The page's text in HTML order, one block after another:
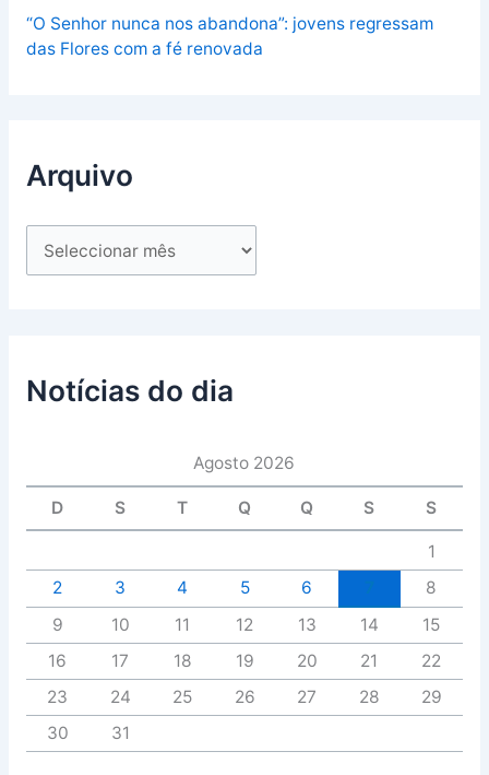
“O Senhor nunca nos abandona”: jovens regressam
das Flores com a fé renovada
Arquivo
Notícias do dia
Agosto 2026
D S T Q Q S S
1
2
3 4 5 6
8
9
10 11 12 13 14
15
16
17 18 19 20 21
22
23
24 25 26 27 28
29
30
31